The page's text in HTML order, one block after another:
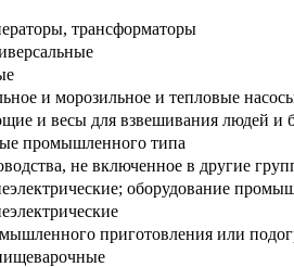
трансформаторы
и морозильное и тепловые
и весы для взвешивания людей и
промышленного типа
не включенное в другие
оборудование
приготовления или